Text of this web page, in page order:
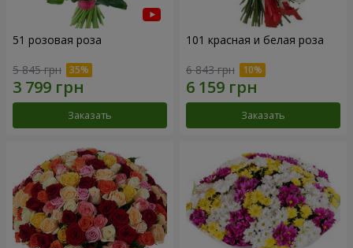
51 розовая роза
5 845 грн
Заказать
101 красная и белая роза
6 843 грн
Заказать